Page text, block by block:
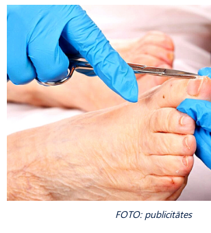
FOTO: publicitātes